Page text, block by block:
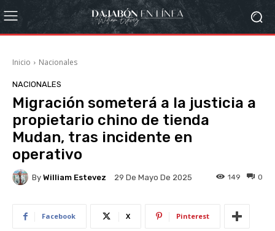
Inicio Nacionales
NACIONALES
Migración someterá a la justicia a
propietario chino de tienda
Mudan, tras incidente en
operativo
By William Estevez 29 De Mayo De 2025 0
149
Facebook X Pinterest